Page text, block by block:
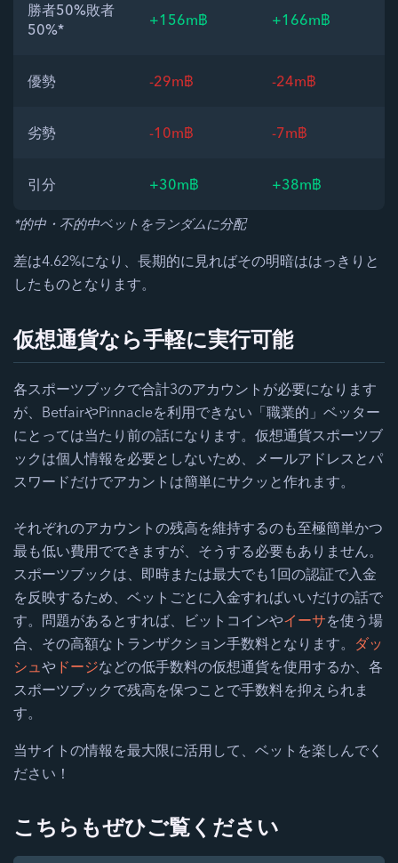
勝者50%敗者
50%*
+156m฿ +166m฿
優勢 -29m฿ -24m฿
劣勢 -10m฿ -7m฿
引分 +30m฿ +38m฿
*的中・不的中ベットをランダムに分配
差は4.62%になり、長期的に見ればその明暗ははっきりと
したものとなります。
仮想通貨なら手軽に実行可能
各スポーツブックで合計3のアカウントが必要になります
が、BetfairやPinnacleを利用できない「職業的」ベッター
にとっては当たり前の話になります。仮想通貨スポーツブ
ックは個人情報を必要としないため、メールアドレスとパ
スワードだけでアカントは簡単にサクッと作れます。
それぞれのアカウントの残高を維持するのも至極簡単かつ
最も低い費用でできますが、そうする必要もありません。
スポーツブックは、即時または最大でも1回の認証で入金
を反映するため、ベットごとに入金すればいいだけの話で
す。問題があるとすれば、ビットコインやイーサを使う場
合、その高額なトランザクション手数料となります。 ダッ
シュ や ドージなどの低手数料の仮想通貨を使用するか、各
スポーツブックで残高を保つことで手数料を抑えられま
す。
当サイトの情報を最大限に活用して、ベットを楽しんでく
ださい！
こちらもぜひご覧ください